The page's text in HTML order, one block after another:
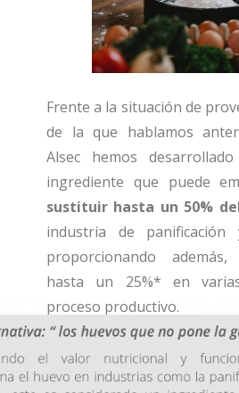
Frente a la situación de
de la que hablamos
Alsec hemos
ingrediente que puede
sustituir hasta un 50%
industria de panificación
proporcionando
hasta un 25%* en
proceso productivo.